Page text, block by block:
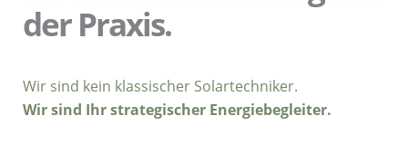
der Praxis.
Wir sind kein klassischer Solartechniker.
Wir sind Ihr strategischer Energiebegleiter.